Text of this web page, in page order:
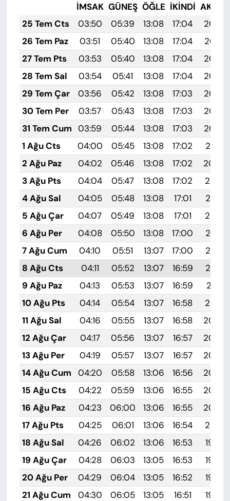
İMSAK GÜNEŞ ÖĞLE İKINDI
25 Tem Cts
03:50 05:39 13:08 17:04
20:28
26 Tem Paz
03:51 05:40 13:08 17:04
20:27
27 Tem Pts
03:53 05:40 13:08 17:04
20:26
28 Tem Sal
03:54 05:41 13:08 17:04
20:25
29 Tem Çar
03:56 05:42 13:08 17:03
20:24
30 Tem Per
03:57 05:43 13:08 17:03
20:23
31 Tem Cum
03:59 05:44 13:08 17:03
20:22
1 Ağu Cts
04:00 05:45 13:08 17:02
20:21
2 Ağu Paz
04:02 05:46 13:08 17:02
20:20
3 Ağu Pts
04:04 05:47 13:08 17:02
20:19
4 Ağu Sal
04:05 05:48 13:08 17:01
20:18
5 Ağu Çar
04:07 05:49 13:08 17:01
20:16
6 Ağu Per
04:08 05:50 13:08 17:00
20:15
7 Ağu Cum
04:10 05:51 13:07 17:00
20:14
8 Ağu Cts
04:11 05:52 13:07 16:59
20:13
9 Ağu Paz
04:13 05:53 13:07 16:59
20:11
10 Ağu Pts
04:14 05:54 13:07 16:58
20:10
11 Ağu Sal
04:16 05:55 13:07 16:58
20:09
12 Ağu Çar
04:17 05:56 13:07 16:57
20:08
13 Ağu Per
04:19 05:57 13:07 16:57
20:06
14 Ağu Cum
04:20 05:58 13:06 16:56
20:05
15 Ağu Cts
04:22 05:59 13:06 16:55
20:03
16 Ağu Paz
04:23 06:00 13:06 16:55
20:02
17 Ağu Pts
04:25 06:01 13:06 16:54
20:01
18 Ağu Sal
04:26 06:02 13:06 16:53
19:59
19 Ağu Çar
04:28 06:03 13:05 16:53
19:58
20 Ağu Per
04:29 06:04 13:05 16:52
19:56
21 Ağu Cum
04:30 06:05 13:05 16:51
19:55